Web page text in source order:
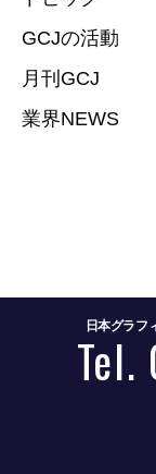
GCJの活動
月刊GCJ
業界NEWS
日本グラフ